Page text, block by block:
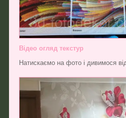
Відео огляд текстур
Натискаємо на фото і дивимося